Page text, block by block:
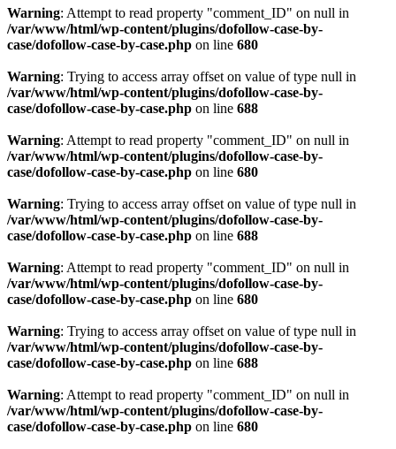
Warning: Attempt to read property "comment_ID" on null in
/var/www/html/wp-content/plugins/dofollow-case-by-
case/dofollow-case-by-case.php on line 680
Warning: Trying to access array offset on value of type null in
/var/www/html/wp-content/plugins/dofollow-case-by-
case/dofollow-case-by-case.php on line 688
Warning: Attempt to read property "comment_ID" on null in
/var/www/html/wp-content/plugins/dofollow-case-by-
case/dofollow-case-by-case.php on line 680
Warning: Trying to access array offset on value of type null in
/var/www/html/wp-content/plugins/dofollow-case-by-
case/dofollow-case-by-case.php on line 688
Warning: Attempt to read property "comment_ID" on null in
/var/www/html/wp-content/plugins/dofollow-case-by-
case/dofollow-case-by-case.php on line 680
Warning: Trying to access array offset on value of type null in
/var/www/html/wp-content/plugins/dofollow-case-by-
case/dofollow-case-by-case.php on line 688
Warning: Attempt to read property "comment_ID" on null in
/var/www/html/wp-content/plugins/dofollow-case-by-
case/dofollow-case-by-case.php on line 680